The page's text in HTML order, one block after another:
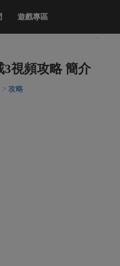
遊戲專區
視頻攻略 簡介
攻略